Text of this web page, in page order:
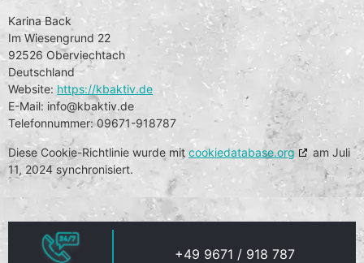
Karina Back
Im Wiesengrund 22
92526 Oberviechtach
Deutschland
Website: https://kbaktiv.de
E-Mail: info@kbaktiv.de
Telefonnummer: 09671-918787
Diese Cookie-Richtlinie wurde mit cookiedatabase.org
am Juli
11, 2024 synchronisiert.
+49 9671 / 918 787